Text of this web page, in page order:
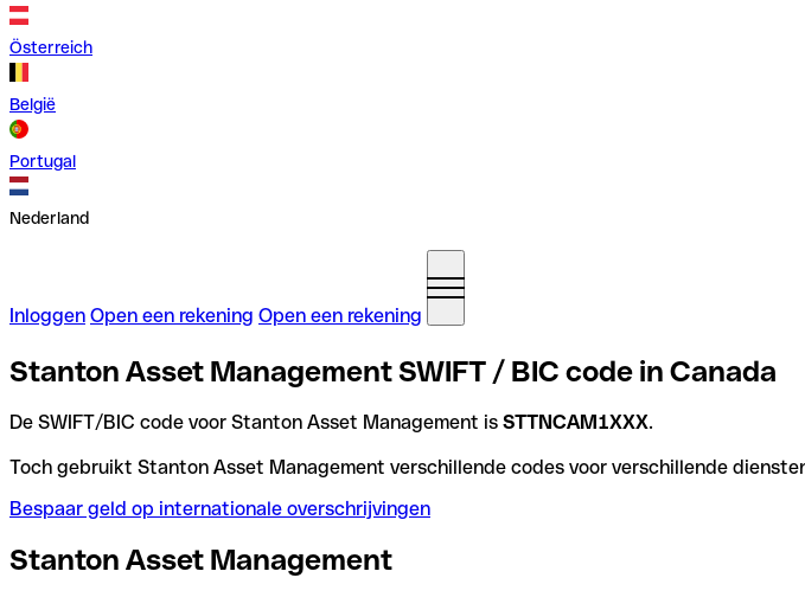
Österreich
België
Portugal
Nederland
Inloggen Open een rekening Open een rekening
Stanton Asset Management SWIFT / BIC code in Canada
De SWIFT/BIC code voor Stanton Asset Management is STTNCAM1XXX.
Toch gebruikt Stanton Asset Management verschillende codes voor verschillende
Bespaar geld op internationale overschrijvingen
Stanton Asset Management